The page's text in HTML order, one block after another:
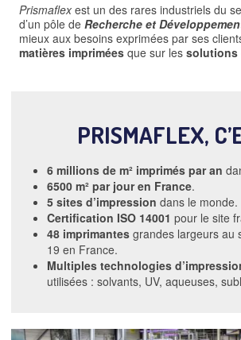
Prismaflex est un des rares industriels du
d’un pôle de Recherche et
mieux aux besoins exprimées par ses
matières imprimées que sur les solutions
PRISMAFLEX,
6 millions de m² imprimés par an
6500 m² par jour en France.
5 sites d’impression dans le monde.
Certification ISO 14001 pour le site
48 imprimantes grandes largeurs au
19 en France.
Multiples technologies
utilisées : solvants, UV, aqueuses,